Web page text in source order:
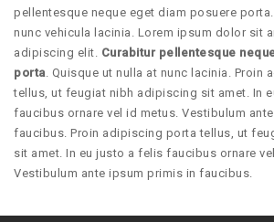
pellentesque neque eget diam posuere
nunc vehicula lacinia. Lorem ipsum dolor sit
adipiscing elit. Curabitur pellentesque
porta. Quisque ut nulla at nunc lacinia. Proin
tellus, ut feugiat nibh adipiscing sit amet. In
faucibus ornare vel id metus. Vestibulum
faucibus. Proin adipiscing porta tellus, ut
sit amet. In eu justo a felis faucibus ornare
Vestibulum ante ipsum primis in faucibus.